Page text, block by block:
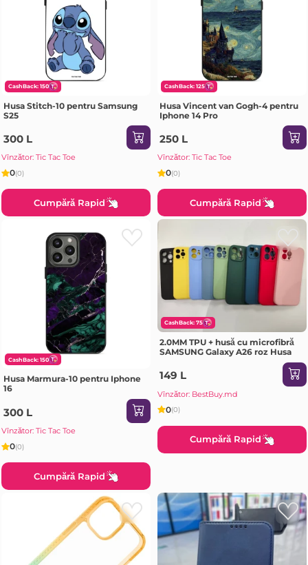
CashBack: 150
Husa Stitch-10 pentru Samsung
S25
300 L
Vînzător: Tic Tac Toe
0(0)
Cumpără Rapid
CashBack: 125
Husa Vincent van Gogh-4 pentru
Iphone 14 Pro
250 L
Vînzător: Tic Tac Toe
0(0)
Cumpără Rapid
CashBack: 150
Husa Marmura-10 pentru Iphone
16
300 L
Vînzător: Tic Tac Toe
0(0)
Cumpără Rapid
CashBack: 75
2.0MM TPU + husă cu microfibră
SAMSUNG Galaxy A26 roz Husa
149 L
Vînzător: BestBuy.md
0(0)
Cumpără Rapid